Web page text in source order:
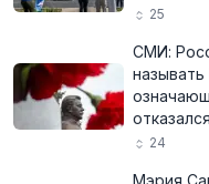
25
СМИ:
называть
отказался
24
Мэрия